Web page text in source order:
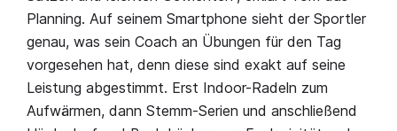
Planning. Auf seinem Smartphone sieht der Sportler
genau, was sein Coach an Übungen für den Tag
vorgesehen hat, denn diese sind exakt auf seine
Leistung abgestimmt. Erst Indoor-Radeln zum
Aufwärmen, dann Stemm-Serien und anschließend